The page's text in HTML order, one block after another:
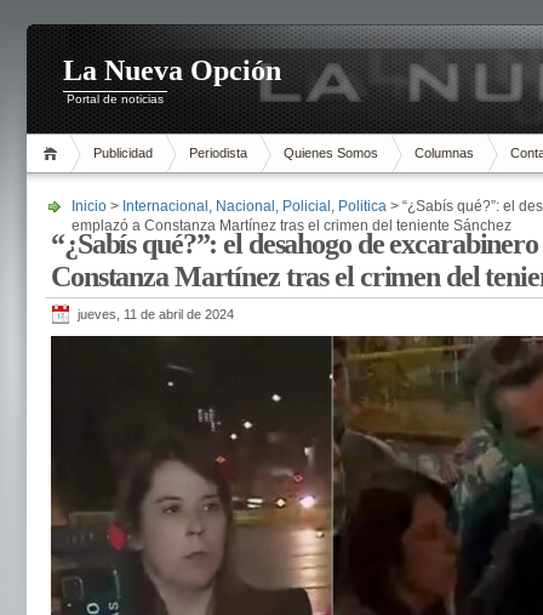
La Nueva Opción
Portal de noticias
Publicidad Periodista Quienes Somos Columnas
Inicio > Internacional , Nacional , Policial , Politica > “¿Sabís qué?”: el
emplazó a Constanza Martínez tras el crimen del teniente Sánchez
“¿Sabís qué?”: el desahogo de
Constanza Martínez tras el crimen del
jueves, 11 de abril de 2024